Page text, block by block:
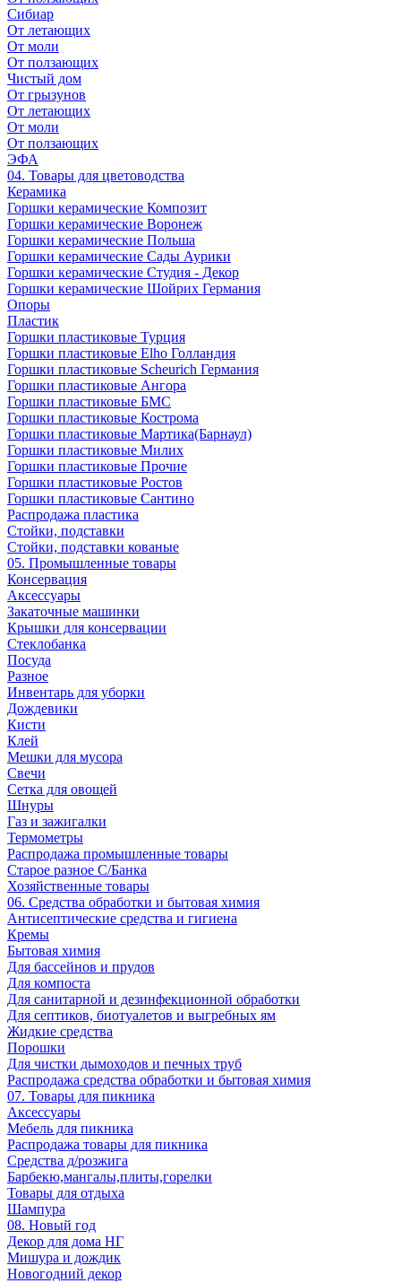
Сибиар
От летающих
От моли
От ползающих
Чистый дом
От грызунов
От летающих
От моли
От ползающих
ЭФА
04. Товары для цветоводства
Керамика
Горшки керамические Композит
Горшки керамические Воронеж
Горшки керамические Польша
Горшки керамические Сады Аурики
Горшки керамические Студия - Декор
Горшки керамические Шойрих Германия
Опоры
Пластик
Горшки пластиковые Турция
Горшки пластиковые Elho Голландия
Горшки пластиковые Scheuriсh Германия
Горшки пластиковые Ангора
Горшки пластиковые БМС
Горшки пластиковые Кострома
Горшки пластиковые Мартика(Барнаул)
Горшки пластиковые Милих
Горшки пластиковые Прочие
Горшки пластиковые Ростов
Горшки пластиковые Сантино
Распродажа пластика
Стойки, подставки
Стойки, подставки кованые
05. Промышленные товары
Консервация
Аксессуары
Закаточные машинки
Крышки для консервации
Стеклобанка
Посуда
Разное
Инвентарь для уборки
Дождевики
Кисти
Клей
Мешки для мусора
Свечи
Сетка для овощей
Шнуры
Газ и зажигалки
Термометры
Распродажа промышленные товары
Старое разное С/Банка
Хозяйственные товары
06. Средства обработки и бытовая химия
Антисептические средства и гигиена
Кремы
Бытовая химия
Для бассейнов и прудов
Для компоста
Для санитарной и дезинфекционной обработки
Для септиков, биотуалетов и выгребных ям
Жидкие средства
Порошки
Для чистки дымоходов и печных труб
Распродажа средства обработки и бытовая химия
07. Товары для пикника
Аксессуары
Мебель для пикника
Распродажа товары для пикника
Средства д/розжига
Барбекю,мангалы,плиты,горелки
Товары для отдыха
Шампура
08. Новый год
Декор для дома НГ
Мишура и дождик
Новогодний декор